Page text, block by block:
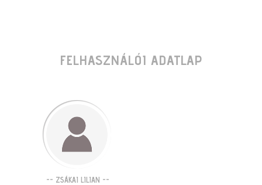
FELHASZNÁLÓI ADATLAP
-- ZSÁKAI LILIAN --